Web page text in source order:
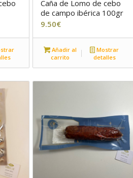
Caña de Lomo de cebo
de campo ibérica 100gr
9.50€
Añadir al
carrito
Mostrar
detalles